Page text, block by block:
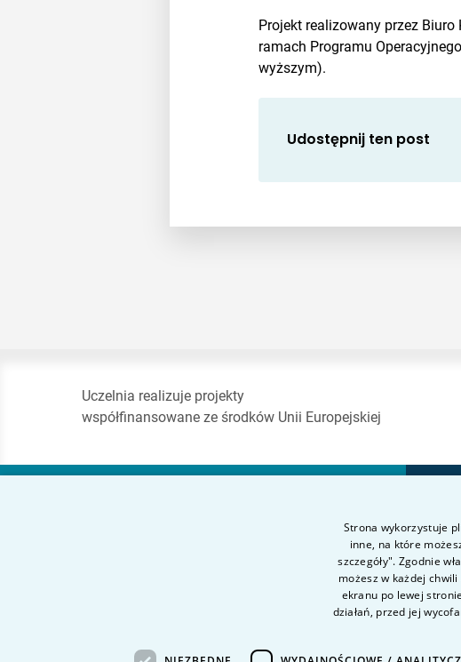
Projekt realizowany przez Biuro
ramach Programu
wyższym).
Udostępnij ten post
Uczelnia realizuje projekty
współfinansowane ze środków Unii Europejskiej
+48 22 45 72 300
O
Strona wykorzystuje
inne, na które
szczegóły". Zgodnie
możesz w każdej
ekranu po lewej
działań, przed jej